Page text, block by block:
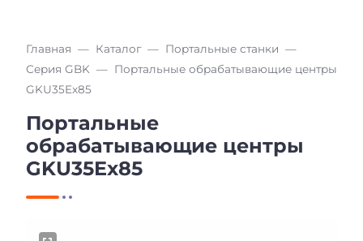
Главная Каталог
Портальные станки
Серия GBK
Портальные обрабатывающие центры
GKU35Ex85
Портальные
обрабатывающие центры
GKU35Ex85